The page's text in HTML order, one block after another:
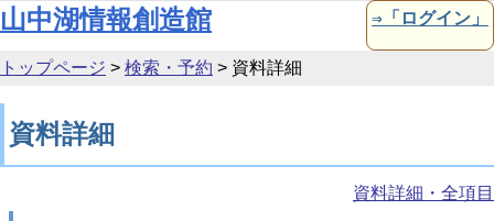
本文へ移動
山中湖情報創造館 ⇒「ログイン」
トップページ > 検索・予約 > 資料詳細
資料詳細
資料詳細・全項目